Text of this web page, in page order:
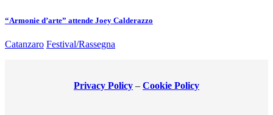
“Armonie d’arte” attende Joey Calderazzo
Catanzaro Festival/Rassegna
Privacy Policy – Cookie Policy